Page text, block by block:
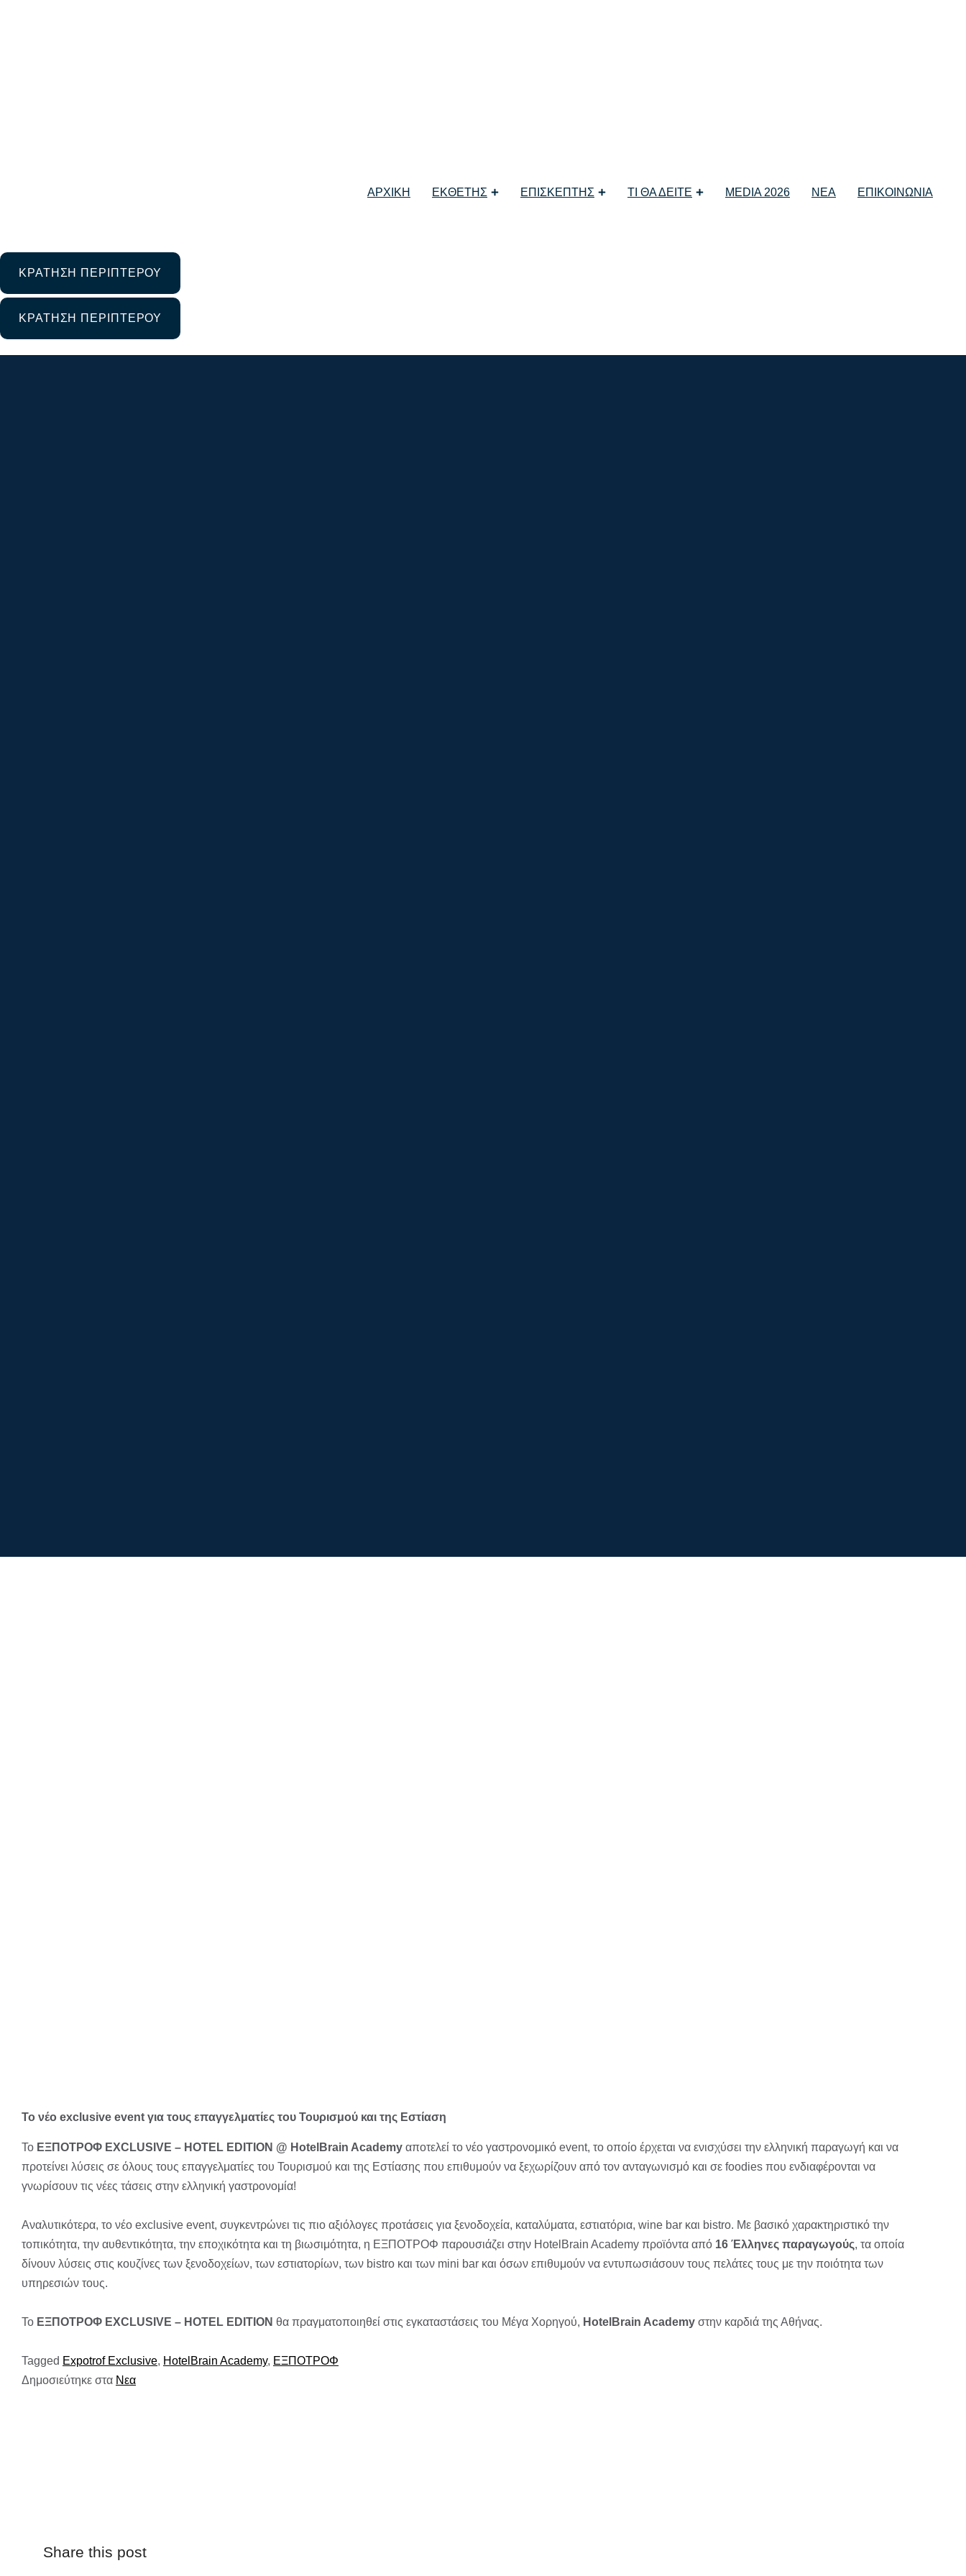
ΑΡΧΙΚΗ ΕΚΘΕΤΗΣ ΕΠΙΣΚΕΠΤΗΣ ΤΙ ΘΑ ΔΕΙΤΕ MEDIA 2026 ΝΕΑ ΕΠΙΚΟΙΝΩΝΙΑ
ΚΡΑΤΗΣΗ ΠΕΡΙΠΤΕΡΟΥ
ΚΡΑΤΗΣΗ ΠΕΡΙΠΤΕΡΟΥ
Το νέο exclusive event για τους επαγγελματίες του Τουρισμού και της Εστίαση
Το ΕΞΠΟΤΡΟΦ EXCLUSIVE – HOTEL EDITION @ HotelBrain Academy αποτελεί το νέο γαστρονομικό event, το οποίο έρχεται να ενισχύσει την ελληνική παραγωγή και να
προτείνει λύσεις σε όλους τους επαγγελματίες του Τουρισμού και της Εστίασης που επιθυμούν να ξεχωρίζουν από τον ανταγωνισμό και σε foodies που ενδιαφέρονται να
γνωρίσουν τις νέες τάσεις στην ελληνική γαστρονομία!
Αναλυτικότερα, το νέο exclusive event, συγκεντρώνει τις πιο αξιόλογες προτάσεις για ξενοδοχεία, καταλύματα, εστιατόρια, wine bar και bistro. Με βασικό χαρακτηριστικό την
τοπικότητα, την αυθεντικότητα, την εποχικότητα και τη βιωσιμότητα, η ΕΞΠΟΤΡΟΦ παρουσιάζει στην HotelBrain Academy προϊόντα από 16 Έλληνες παραγωγούς, τα οποία
δίνουν λύσεις στις κουζίνες των ξενοδοχείων, των εστιατορίων, των bistro και των mini bar και όσων επιθυμούν να εντυπωσιάσουν τους πελάτες τους με την ποιότητα των
υπηρεσιών τους.
Το ΕΞΠΟΤΡΟΦ EXCLUSIVE – HOTEL EDITION θα πραγματοποιηθεί στις εγκαταστάσεις του Μέγα Χορηγού, HotelBrain Academy στην καρδιά της Αθήνας.
Tagged Expotrof Exclusive, HotelBrain Academy, ΕΞΠΟΤΡΟΦ
Δημοσιεύτηκε στα Νεα
Share this post